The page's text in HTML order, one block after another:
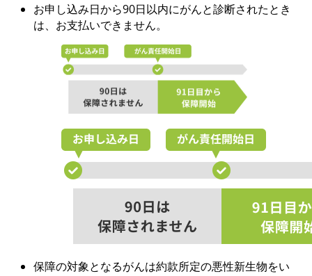
お申し込み日から90日以内にがんと診断されたとき
は、お支払いできません。
保障の対象となるがんは約款所定の悪性新生物をい